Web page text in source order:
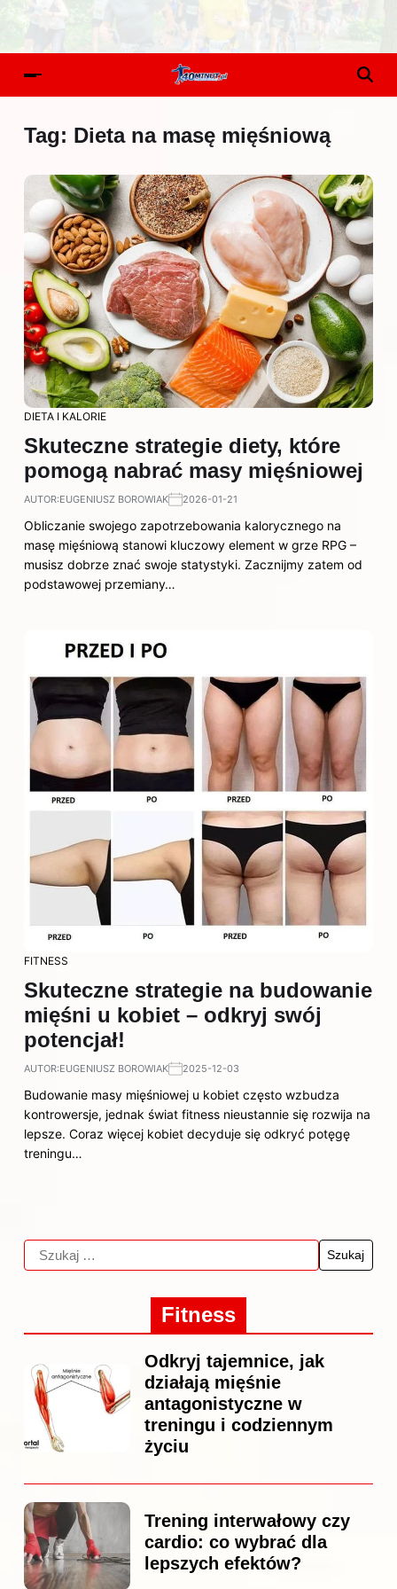
Tag: Dieta na masę mięśniową
DIETA I KALORIE
Skuteczne strategie diety, które
pomogą nabrać masy mięśniowej
AUTOR:EUGENIUSZ BOROWIAK 2026-01-21
Obliczanie swojego zapotrzebowania kalorycznego na
masę mięśniową stanowi kluczowy element w grze RPG –
musisz dobrze znać swoje statystyki. Zacznijmy zatem od
podstawowej przemiany…
FITNESS
Skuteczne strategie na budowanie
mięśni u kobiet – odkryj swój
potencjał!
AUTOR:EUGENIUSZ BOROWIAK 2025-12-03
Budowanie masy mięśniowej u kobiet często wzbudza
kontrowersje, jednak świat fitness nieustannie się rozwija na
lepsze. Coraz więcej kobiet decyduje się odkryć potęgę
treningu…
Fitness
Odkryj tajemnice, jak
działają mięśnie
antagonistyczne w
treningu i codziennym
życiu
Trening interwałowy czy
cardio: co wybrać dla
lepszych efektów?